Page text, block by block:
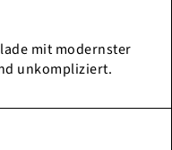
mit modernster
unkompliziert.